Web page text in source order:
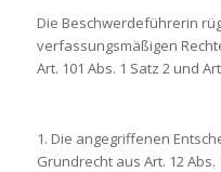
Die Beschwerdeführerin
verfassungsmäßigen
Art. 101 Abs. 1 Satz 2 und
1. Die angegriffenen
Grundrecht aus Art. 12 Abs.